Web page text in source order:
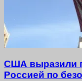
США выразили
Россией по